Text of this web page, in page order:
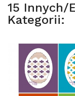
15 Innych/
Kategorii: